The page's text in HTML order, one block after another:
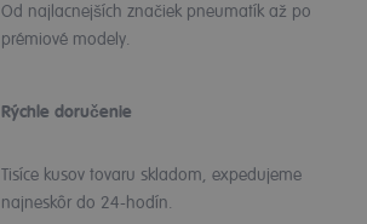
Od najlacnejších značiek pneumatík až po
prémiové modely.
Rýchle doručenie
Tisíce kusov tovaru skladom, expedujeme
najneskôr do 24-hodín.